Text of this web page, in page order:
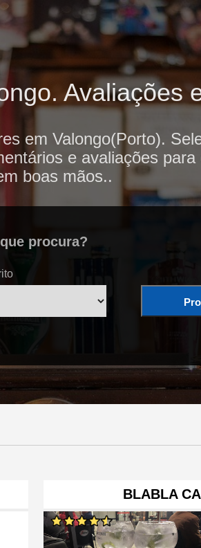
Avaliações
em Valongo(Porto).
e avaliações
boas mãos..
procura?
BLABLA